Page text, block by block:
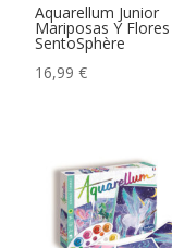
Aquarellum Junior
Mariposas Y Flores
SentoSphère
16,99€